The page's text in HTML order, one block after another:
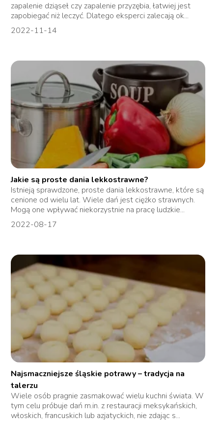
zapalenie dziąseł czy zapalenie przyzębia, łatwiej jest
zapobiegać niż leczyć. Dlatego eksperci zalecają ok...
2022-11-14
Jakie są proste dania lekkostrawne?
Istnieją sprawdzone, proste dania lekkostrawne, które są
cenione od wielu lat. Wiele dań jest ciężko strawnych.
Mogą one wpływać niekorzystnie na pracę ludzkie...
2022-08-17
Najsmaczniejsze śląskie potrawy – tradycja na
talerzu
Wiele osób pragnie zasmakować wielu kuchni świata. W
tym celu próbuje dań m.in. z restauracji meksykańskich,
włoskich, francuskich lub azjatyckich, nie zdając s...